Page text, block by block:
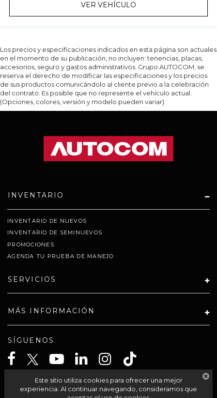
VER VEHÍCULO
Los precios y especificaciones indicados en esta página son actuales
en el momento de su publicación, no incluyen: tenencias, placas,
accesorios, seguro y gastos administrativos. Grupo AUTOCOM, se
reserva el derecho de modificar las especificaciones y los precios
de sus productos comunicándolo al cliente previo a la celebración
del contrato. Es posible que no represente el vehículo actual.
(Opciones, colores, versión y modelo pueden variar).
INVENTARIO
INVENTARIO DE NUEVOS
INVENTARIO DE SEMINUEVOS
PROMOCIONES
AGENDA TU PRUEBA DE MANEJO
SERVICIOS
MÁS INFORMACIÓN
SÍGUENOS
CELTA SOLUCIONES SA PI DE CV
Este sitio utiliza cookies para ofrecer una mejor
experiencia. Al continuar navegando, consideramos que